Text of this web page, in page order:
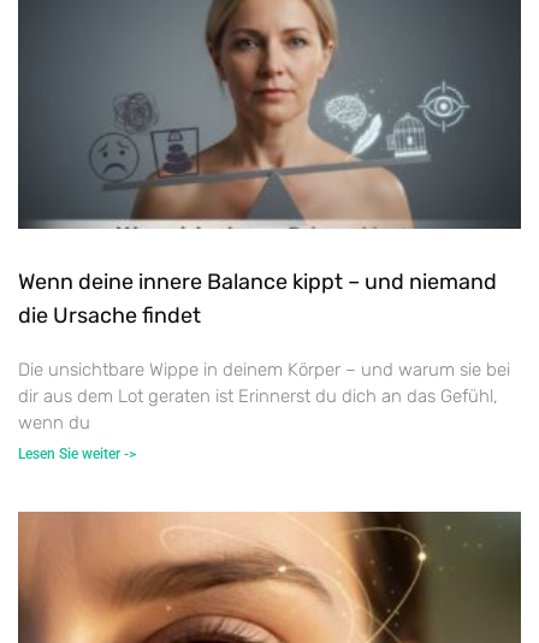
Wenn deine innere Balance kippt – und niemand
die Ursache findet
Die unsichtbare Wippe in deinem Körper – und warum sie bei
dir aus dem Lot geraten ist Erinnerst du dich an das Gefühl,
wenn du
Lesen Sie weiter ->